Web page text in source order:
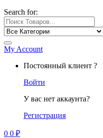
Search for:
My Account
Постоянный клиент ?
Войти
У вас нет аккаунта?
Регистрация
0 0 ₽